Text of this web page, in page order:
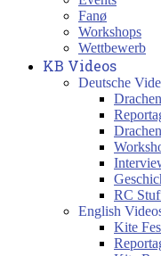
Fanø
Workshops
Wettbewerb
KB Videos
Deutsche
RC
English
Kite